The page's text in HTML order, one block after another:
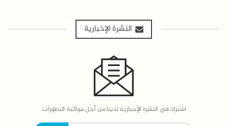
النشرة الإخبارية
اشترك في النشرة الإخبارية لدينا من أجل مواكبة التطورات.